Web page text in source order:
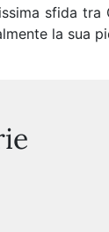
sfida
la sua